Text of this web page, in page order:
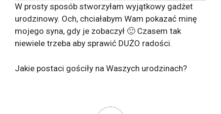
W prosty sposób stworzyłam wyjątkowy gadżet
urodzinowy. Och, chciałabym Wam pokazać minę
mojego syna, gdy je zobaczył 🙂 Czasem tak
niewiele trzeba aby sprawić DUŻO radości.
Jakie postaci gościły na Waszych urodzinach?